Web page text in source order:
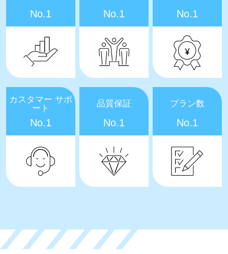
No.1 No.1 No.1
カスタマー サポ
ート
No.1
品質保証
No.1
プラン数
No.1